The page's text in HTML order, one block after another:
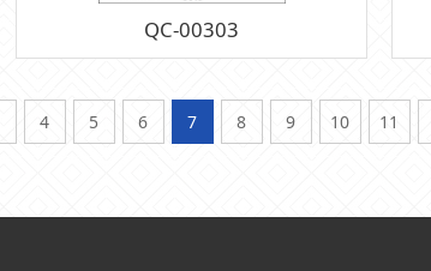
QC-00303
4 5 6 7 8 9 10 11